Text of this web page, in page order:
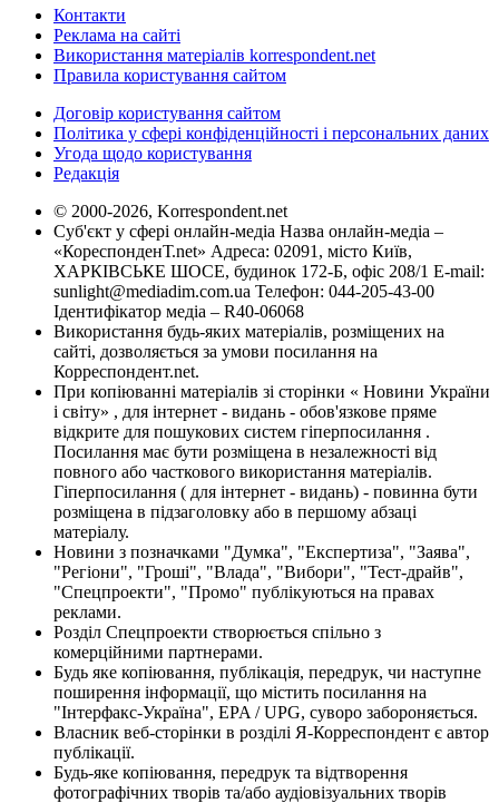
Контакти
Реклама на сайті
Використання матеріалів korrespondent.net
Правила користування сайтом
Договір користування сайтом
Політика у сфері конфіденційності і персональних даних
Угода щодо користування
Редакція
© 2000-2026, Korrespondent.net
Суб'єкт у сфері онлайн-медіа Назва онлайн-медіа –
«КореспонденТ.net» Адреса: 02091, місто Київ,
ХАРКІВСЬКЕ ШОСЕ, будинок 172-Б, офіс 208/1 E-mail:
sunlight@mediadim.com.ua Телефон: 044-205-43-00
Ідентифікатор медіа – R40-06068
Використання будь-яких матеріалів, розміщених на
сайті, дозволяється за умови посилання на
Корреспондент.net.
При копіюванні матеріалів зі сторінки « Новини України
і світу» , для інтернет - видань - обов'язкове пряме
відкрите для пошукових систем гіперпосилання .
Посилання має бути розміщена в незалежності від
повного або часткового використання матеріалів.
Гіперпосилання ( для інтернет - видань) - повинна бути
розміщена в підзаголовку або в першому абзаці
матеріалу.
Новини з позначками "Думка", "Експертиза", "Заява",
"Регіони", "Гроші", "Влада", "Вибори", "Тест-драйв",
"Спецпроекти", "Промо" публікуються на правах
реклами.
Розділ Спецпроекти створюється спільно з
комерційними партнерами.
Будь яке копіювання, публікація, передрук, чи наступне
поширення інформації, що містить посилання на
"Інтерфакс-Україна", EPA / UPG, суворо забороняється.
Власник веб-сторінки в розділі Я-Корреспондент є автор
публікації.
Будь-яке копіювання, передрук та відтворення
фотографічних творів та/або аудіовізуальних творів